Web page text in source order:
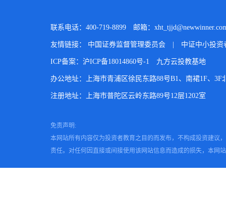
联系电话：400-719-8899 邮箱：
友情链接： 中国证券监督管理委员会 中证中小投资
ICP备案：沪ICP备18014860号-1 九方云投教基地
办公地址：上海市青浦区徐民东路88号B1、南裙1F、3F
注册地址：上海市普陀区云岭东路89号12层1202室
免责声明:
本网站所有内容仅为投资者教育之目的而发布，不构成投资建议
责任。对任何因直接或间接使用该网站信息而造成的损失，本网